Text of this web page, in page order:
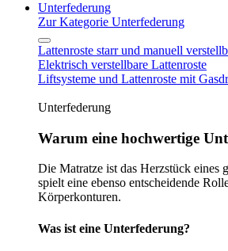
Unterfederung
Zur Kategorie Unterfederung
Lattenroste starr und manuell
Elektrisch verstellbare Lattenroste
Liftsysteme und Lattenroste mit
Unterfederung
Warum eine hochwertige
Die Matratze ist das Herzstück eines
spielt eine ebenso entscheidende
Körperkonturen.
Was ist eine Unterfederung?